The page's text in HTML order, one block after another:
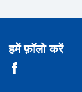
हमें फ़ॉलो करें